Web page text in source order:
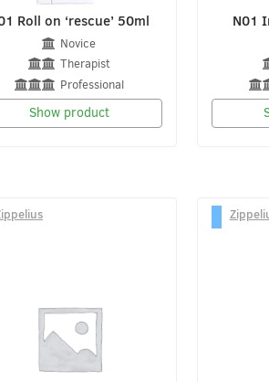
Roll on ‘rescue’ 50ml
Novice
Therapist
Professional
Show product
N01